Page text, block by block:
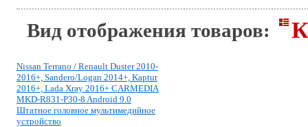
Вид отображения товаров:
Nissan Terrano / Renault Duster 2010-
2016+, Sandero/Logan 2014+, Kaptur
2016+, Lada Xray 2016+ CARMEDIA
MKD-R831-P30-8 Android 9.0
Штатное головное мультимедийное
устройство